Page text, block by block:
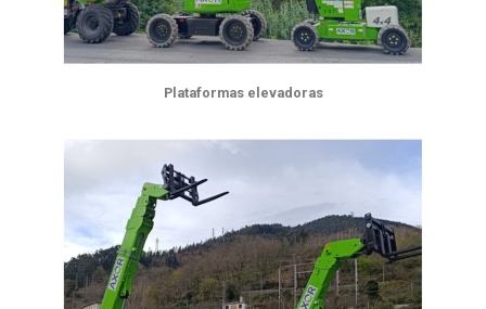
Plataformas elevadoras